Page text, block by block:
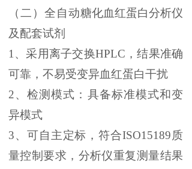
（二） 全自动糖化血红蛋白分析仪
及配套试剂
1、采用离子交换HPLC，结果准确
可靠，不易受变异血红蛋白干扰
2、检测模式：具备标准模式和变
异模式
3、 可自主定标，符合ISO15189质
量控制要求 ， 分析仪重复测量结果